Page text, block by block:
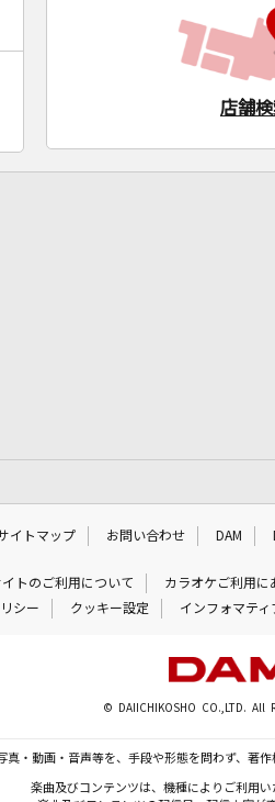
店舗
イトマップ お問い合わせ DAM
イトのご利用について カラオケご利用に
シー クッキー設定 インフォマテ
© DAIICHIKOSHO CO.,LTD. All
真・動画・音声等を、手段や形態を問わず、著
楽曲及びコンテンツは、機種によりご利用い